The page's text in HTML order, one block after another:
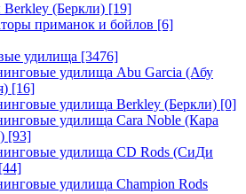
(Беркли) [19]
приманок и бойлов [6]
удилища [3476]
удилища Abu Garcia (Абу
[16]
удилища Berkley (Беркли) [0]
удилища Cara Noble (Кара
[93]
удилища CD Rods (СиДи
[44]
удилища Champion Rods